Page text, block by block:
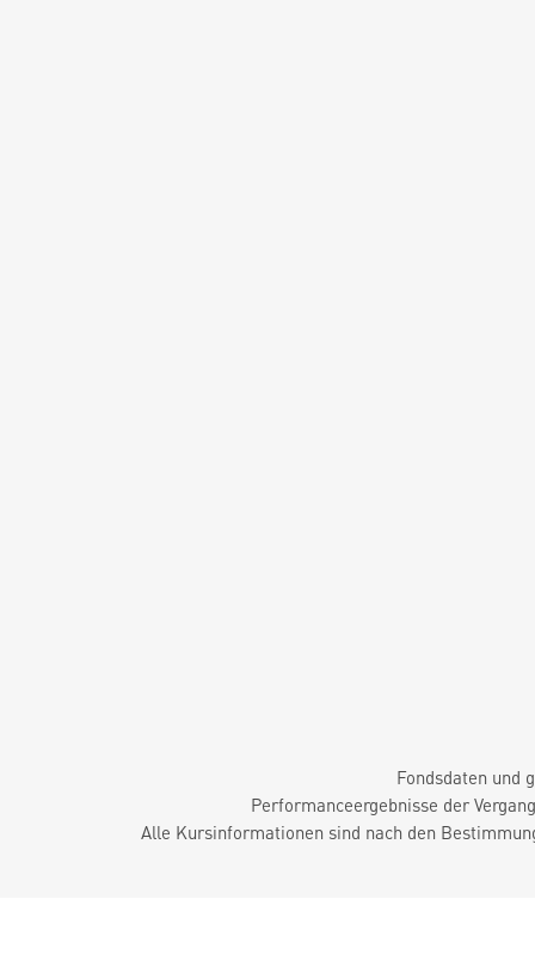
Fondsdaten und
Performanceergebnisse der
Alle Kursinformationen sind nach den